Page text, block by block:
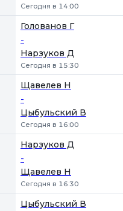
Сегодня в 14:00
Голованов Г
-
Нарзуков Д
Сегодня в 15:30
Щавелев Н
-
Цыбульский В
Сегодня в 16:00
Нарзуков Д
-
Щавелев Н
Сегодня в 16:30
Цыбульский В